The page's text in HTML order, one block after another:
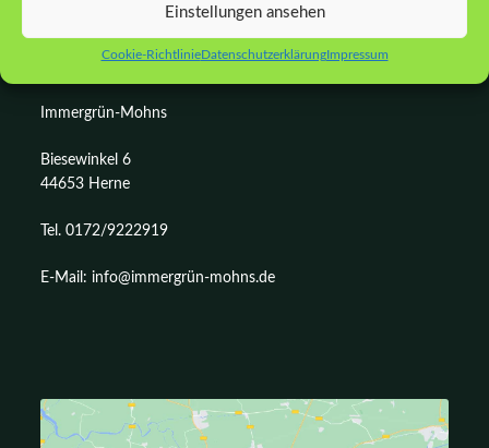
Einstellungen ansehen
Cookie-RichtlinieDatenschutzerklärungImpressum
KONTAKT
Immergrün-Mohns
Biesewinkel 6
44653 Herne
Tel. 0172/9222919
E-Mail: info@immergrün-mohns.de